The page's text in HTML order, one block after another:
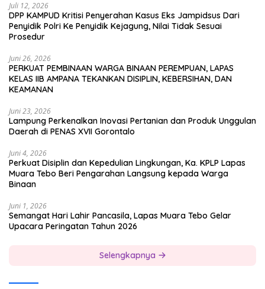
Juli 12, 2026
DPP KAMPUD Kritisi Penyerahan Kasus Eks Jampidsus Dari
Penyidik Polri Ke Penyidik Kejagung, Nilai Tidak Sesuai
Prosedur
Juni 26, 2026
PERKUAT PEMBINAAN WARGA BINAAN PEREMPUAN, LAPAS
KELAS IIB AMPANA TEKANKAN DISIPLIN, KEBERSIHAN, DAN
KEAMANAN
Juni 23, 2026
Lampung Perkenalkan Inovasi Pertanian dan Produk Unggulan
Daerah di PENAS XVII Gorontalo
Juni 4, 2026
Perkuat Disiplin dan Kepedulian Lingkungan, Ka. KPLP Lapas
Muara Tebo Beri Pengarahan Langsung kepada Warga
Binaan
Juni 1, 2026
Semangat Hari Lahir Pancasila, Lapas Muara Tebo Gelar
Upacara Peringatan Tahun 2026
Selengkapnya